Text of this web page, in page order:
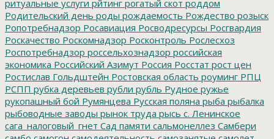
ритуальные услуги рйтинг рогатый скот роддом
Родительский день роды рождаемость Рождество розыск
Ропотребнадзор Росавиация Росводресурсы Росгвардия
Роскачество Роскомнадзор Росконтроль Рослесхоз
Роспотребнадзор россельхознадзор российская
экономика Российский Азимут Россия Росстат рост цен
Ростислав Гольдштейн Ростовская область роуминг РПЦ
РСПП рубка деревьев рубли рубль Рудное ружье
рукопашный бой Румянцева Русская поляна рыба рыбалка
рыбоводные заводы рынок труда рысь с. Ленинское
сага_налоговый_гнет Сад памяти сальмонеллез Самбери